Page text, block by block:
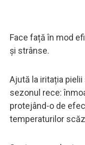
Face față în mod
și strânse.
Ajută la iritația
sezonul rece:
protejând-o de
temperaturilor